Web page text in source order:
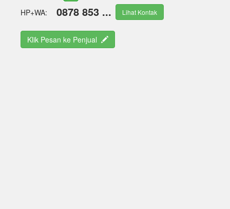
HP+WA: 0878 853 ... Lihat Kontak
Klik Pesan ke Penjual